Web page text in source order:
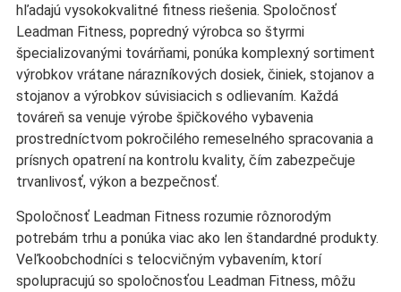
hľadajú vysokokvalitné fitness riešenia. Spoločnosť
Leadman Fitness, popredný výrobca so štyrmi
špecializovanými továrňami, ponúka komplexný sortiment
výrobkov vrátane nárazníkových dosiek, činiek, stojanov a
stojanov a výrobkov súvisiacich s odlievaním. Každá
továreň sa venuje výrobe špičkového vybavenia
prostredníctvom pokročilého remeselného spracovania a
prísnych opatrení na kontrolu kvality, čím zabezpečuje
trvanlivosť, výkon a bezpečnosť.
Spoločnosť Leadman Fitness rozumie rôznorodým
potrebám trhu a ponúka viac ako len štandardné produkty.
Veľkoobchodníci s telocvičným vybavením, ktorí
spolupracujú so spoločnosťou Leadman Fitness, môžu